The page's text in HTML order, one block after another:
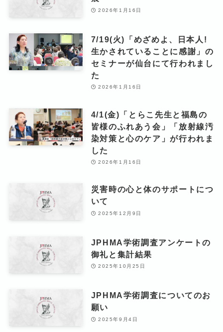
2026年1月16日
7/19(火)「めざめよ、日本人!
生かされていることに感謝」の
セミナーが仙台にて行われまし
た
2026年1月16日
4/1(金)「とらこ先生と福島の
皆様のふれあう会」「放射線汚
染対策と心のケア」が行われま
した
2026年1月16日
災害時の心と体のサポートにつ
いて
2025年12月9日
JPHMA学術調査アンケートの
御礼と集計結果
2025年10月25日
JPHMA学術調査についてのお
願い
2025年9月4日